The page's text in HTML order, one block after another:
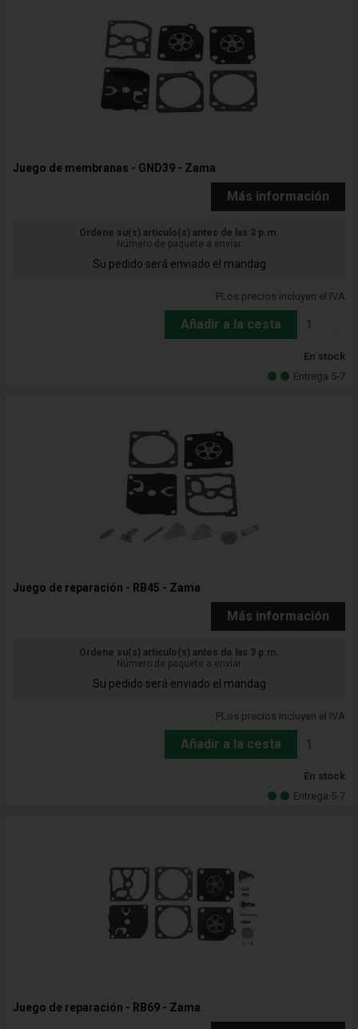
Juego de membranas - GND39 - Zama
Más información
Ordene su(s) artículo(s) antes de las 3 p.m.
Número de paquete a enviar
Su pedido será enviado el mandag
PLos precios incluyen el IVA
Añadir a la cesta
En stock
Entrega 5-7
Juego de reparación - RB45 - Zama
Más información
Ordene su(s) artículo(s) antes de las 3 p.m.
Número de paquete a enviar
Su pedido será enviado el mandag
PLos precios incluyen el IVA
Añadir a la cesta
En stock
Entrega 5-7
Juego de reparación - RB69 - Zama